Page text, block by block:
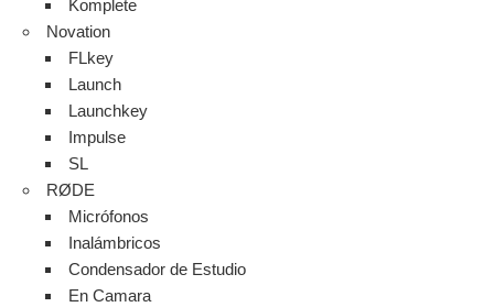
Komplete
Novation
FLkey
Launch
Launchkey
Impulse
SL
RØDE
Micrófonos
Inalámbricos
Condensador de Estudio
En Camara